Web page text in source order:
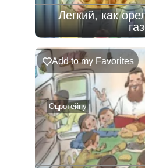
Легкий, как
Оцротейну
Add to my Favorites